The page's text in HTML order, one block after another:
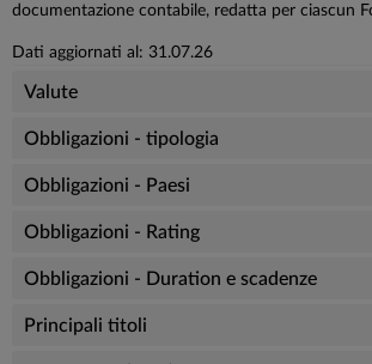
documentazione contabile, redatta per ciascun
Dati aggiornati al: 31.07.26
Valute
Obbligazioni - tipologia
Obbligazioni - Paesi
Obbligazioni - Rating
Obbligazioni - Duration e scadenze
Principali titoli